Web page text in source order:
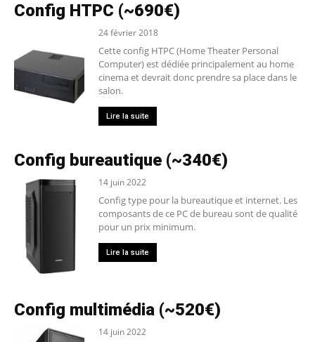
Config HTPC (~690€)
24 février 2018
Cette config HTPC (Home Theater Personal
Computer) est dédiée principalement au home
cinema et devrait donc prendre sa place dans le
salon.
Lire la suite
Config bureautique (~340€)
14 juin 2022
Config type pour la bureautique et internet. Les
composants de ce PC de bureau sont de qualité
pour un prix minimum.
Lire la suite
Config multimédia (~520€)
14 juin 2022